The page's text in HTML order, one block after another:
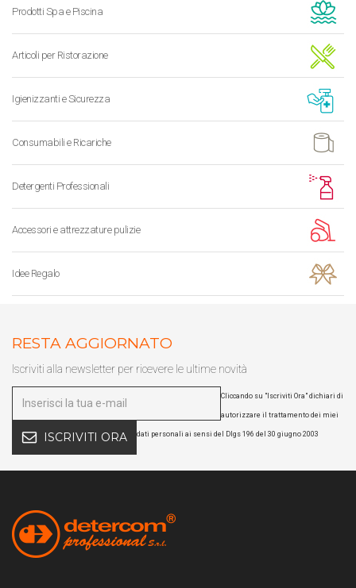
Prodotti Spa e Piscina
Articoli per Ristorazione
Igienizzanti e Sicurezza
Consumabili e Ricariche
Detergenti Professionali
Accessori e attrezzature pulizie
Idee Regalo
RESTA AGGIORNATO
Iscriviti alla newsletter per ricevere le ultime novità
ISCRIVITI ORA
Cliccando su "Iscriviti Ora" dichiari di
autorizzare il trattamento dei miei
dati personali ai sensi del Dlgs 196 del 30 giugno 2003